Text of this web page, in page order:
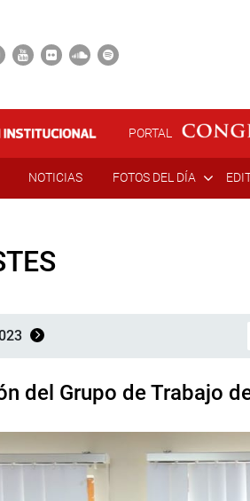
PORTAL
NOTICIAS FOTOS DEL DÍA
del Grupo de Trabajo